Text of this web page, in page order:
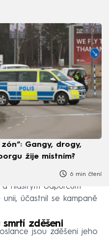
Gangy, drogy,
žije místním?
6 min čtení
hlasitým odpůrcům
účastnil se kampaně
smrtí zděšeni
jsou zděšeni jeho